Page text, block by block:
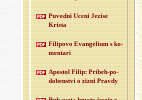
Puvod­ni Uceni Je­zi­se
Kris­ta
Fi­li­po­vo Evan­ge­li­um s ko­
men­ta­ri
Apo­stol Filip: Pri­beh-po­
do­ben­st­vi o zizni Prav­dy